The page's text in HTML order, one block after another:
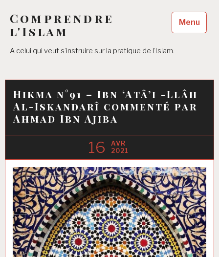
contenu
principal
Comprendre
l'Islam
A celui qui veut s’instruire sur la pratique de l’Islam.
Menu
Hikma n°91 – Ibn ‘Atâ’i -Llâh
Al-Iskandarî commenté par
Ahmad Ibn Ajiba
16
AVR
2021